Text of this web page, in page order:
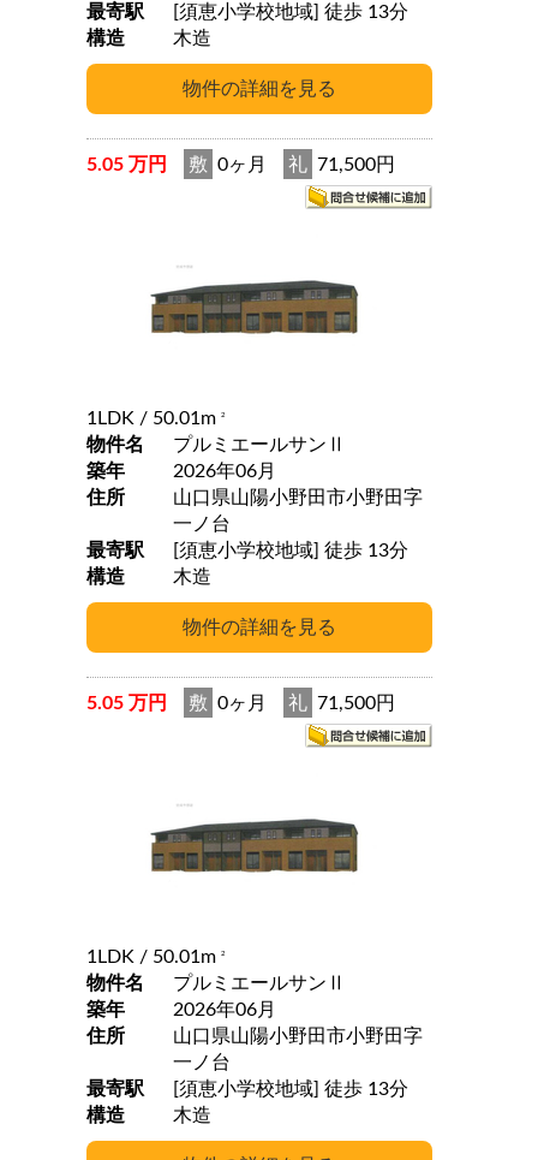
最寄駅
[須恵小学校地域] 徒歩 13分
構造
木造
5.05 万円 敷 0ヶ月 礼 71,500円
1LDK / 50.01m 2
物件名
プルミエールサンⅡ
築年
2026年06月
住所
山口県山陽小野田市小野田字
一ノ台
最寄駅
[須恵小学校地域] 徒歩 13分
構造
木造
5.05 万円 敷 0ヶ月 礼 71,500円
1LDK / 50.01m 2
物件名
プルミエールサンⅡ
築年
2026年06月
住所
山口県山陽小野田市小野田字
一ノ台
最寄駅
[須恵小学校地域] 徒歩 13分
構造
木造